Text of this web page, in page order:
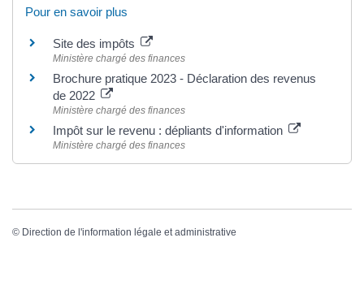
Pour en savoir plus
Site des impôts
Ministère chargé des finances
Brochure pratique 2023 - Déclaration des revenus
de 2022
Ministère chargé des finances
Impôt sur le revenu : dépliants d'information
Ministère chargé des finances
© Direction de l'information légale et administrative